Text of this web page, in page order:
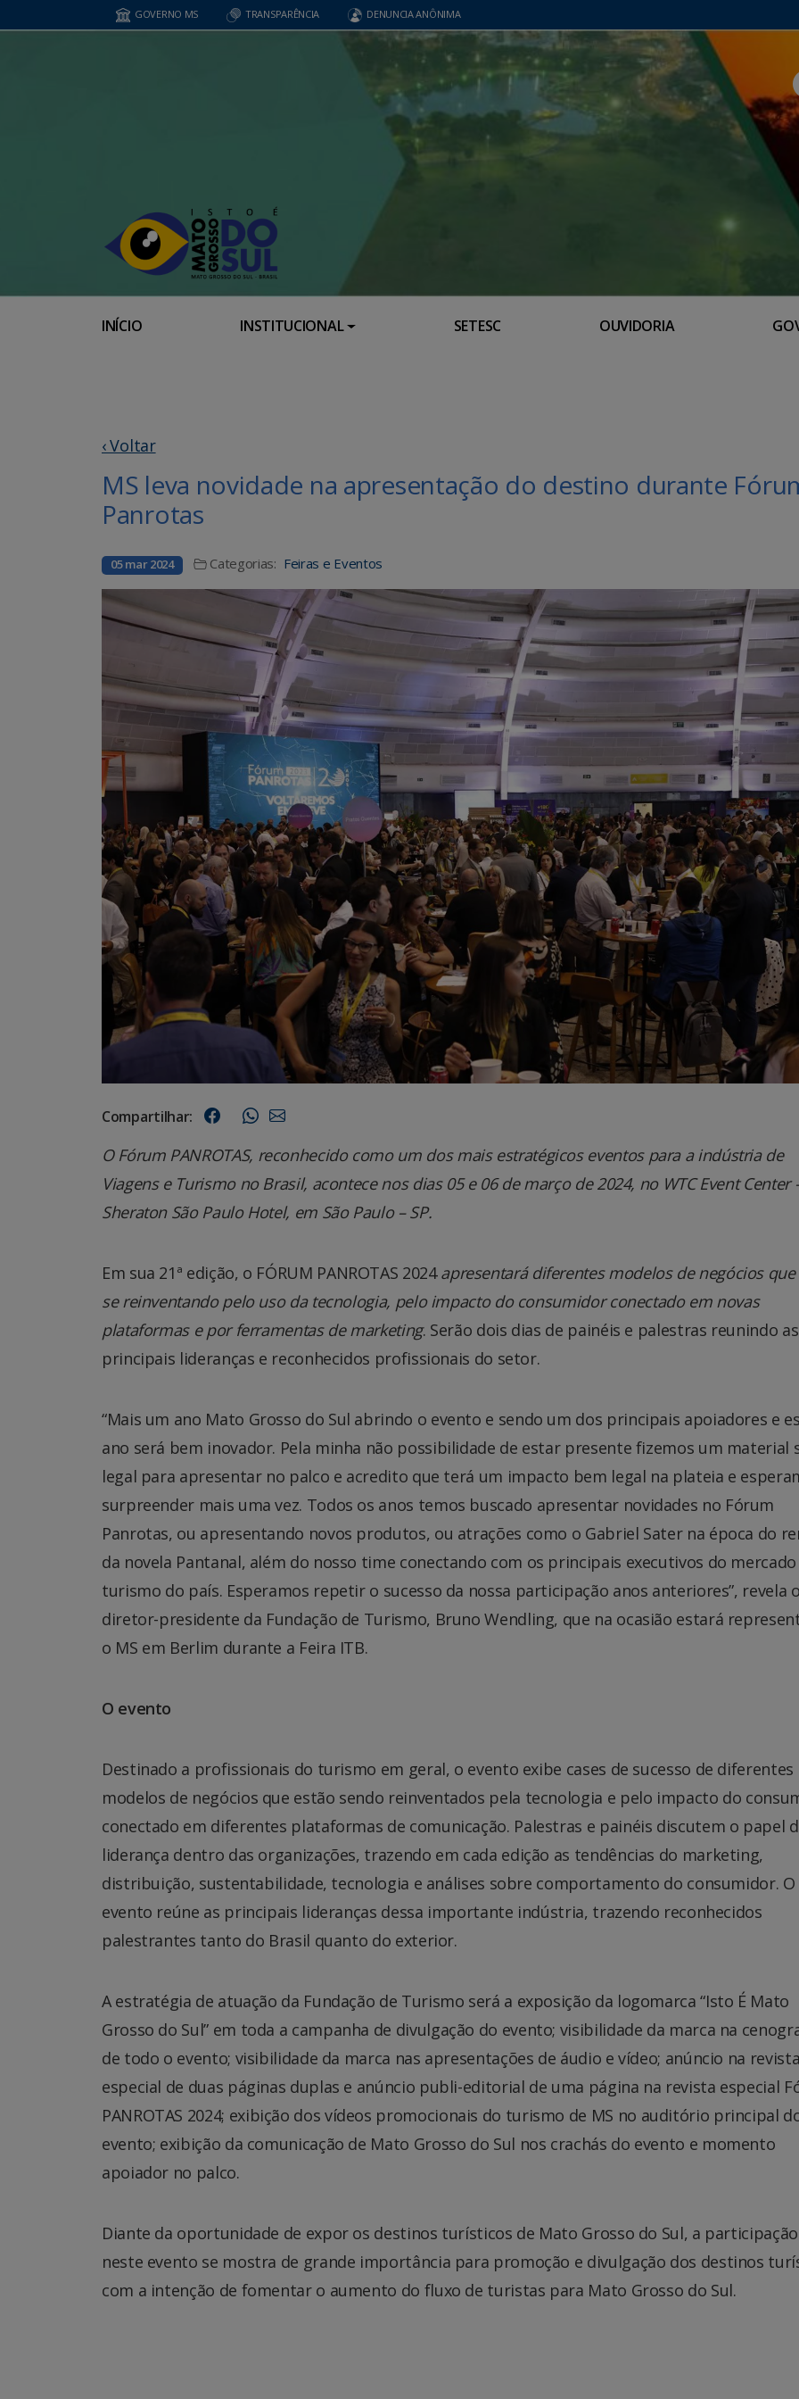
GOVERNO MS TRANSPARÊNCIA DENUNCIA ANÔNIMA
INÍCIO INSTITUCIONAL SETESC OUVIDORIA
‹ Voltar
MS leva novidade na apresentação do destino durante
Panrotas
05 mar 2024 Categorias: Feiras e Eventos
Compartilhar:
O Fórum PANROTAS, reconhecido como um dos mais estratégicos eventos para a indústria de
Viagens e Turismo no Brasil, acontece nos dias 05 e 06 de março de 2024, no WTC Event Center
Sheraton São Paulo Hotel, em São Paulo – SP.
Em sua 21ª edição, o FÓRUM PANROTAS 2024apresentará diferentes modelos de negócios que
se reinventando pelo uso da tecnologia, pelo impacto do consumidor conectado em novas
plataformas e por ferramentas de marketing. Serão dois dias de painéis e palestras reunindo as
principais lideranças e reconhecidos profissionais do setor.
“Mais um ano Mato Grosso do Sul abrindo o evento e sendo um dos principais apoiadores e
ano será bem inovador. Pela minha não possibilidade de estar presente fizemos um material
legal para apresentar no palco e acredito que terá um impacto bem legal na plateia e
surpreender mais uma vez. Todos os anos temos buscado apresentar novidades no Fórum
Panrotas, ou apresentando novos produtos, ou atrações como o Gabriel Sater na época do
da novela Pantanal, além do nosso time conectando com os principais executivos do
turismo do país. Esperamos repetir o sucesso da nossa participação anos anteriores”, revela
diretor-presidente da Fundação de Turismo, Bruno Wendling, que na ocasião estará
o MS em Berlim durante a Feira ITB.
O evento
Destinado a profissionais do turismo em geral, o evento exibe cases de sucesso de diferentes
modelos de negócios que estão sendo reinventados pela tecnologia e pelo impacto do
conectado em diferentes plataformas de comunicação. Palestras e painéis discutem o papel
liderança dentro das organizações, trazendo em cada edição as tendências do marketing,
distribuição, sustentabilidade, tecnologia e análises sobre comportamento do consumidor. O
evento reúne as principais lideranças dessa importante indústria, trazendo reconhecidos
palestrantes tanto do Brasil quanto do exterior.
A estratégia de atuação da Fundação de Turismo será a exposição da logomarca “Isto É Mato
Grosso do Sul” em toda a campanha de divulgação do evento; visibilidade da marca na
de todo o evento; visibilidade da marca nas apresentações de áudio e vídeo; anúncio na
especial de duas páginas duplas e anúncio publi-editorial de uma página na revista especial
PANROTAS 2024; exibição dos vídeos promocionais do turismo de MS no auditório principal
evento; exibição da comunicação de Mato Grosso do Sul nos crachás do evento e momento
apoiador no palco.
Diante da oportunidade de expor os destinos turísticos de Mato Grosso do Sul, a participação
neste evento se mostra de grande importância para promoção e divulgação dos destinos
com a intenção de fomentar o aumento do fluxo de turistas para Mato Grosso do Sul.